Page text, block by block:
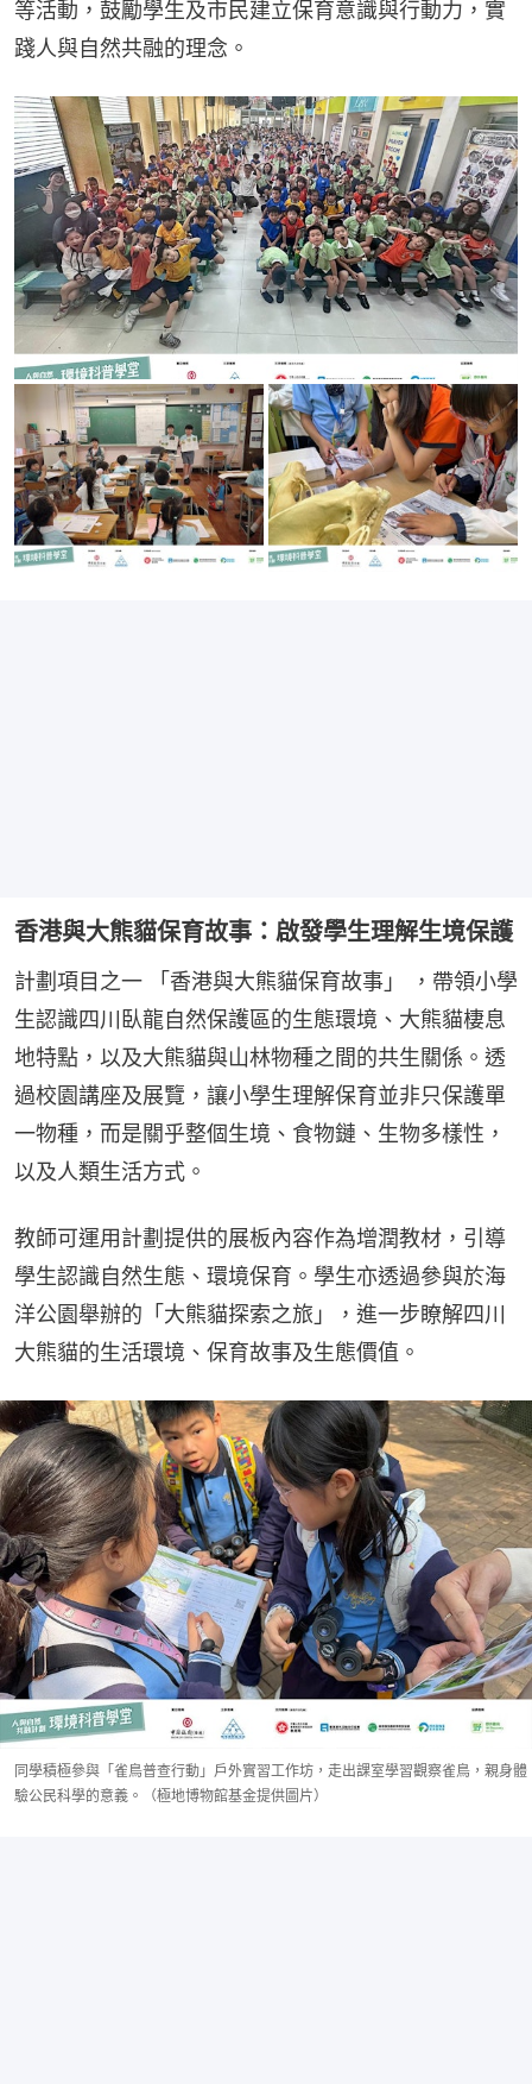
等活動，鼓勵學生及市民建立保育意識與行動力，實
踐人與自然共融的理念。
香港與大熊貓保育故事：啟發學生理解生境保護
計劃項目之一 「香港與大熊貓保育故事」 ，帶領小學
生認識四川臥龍自然保護區的生態環境、大熊貓棲息
地特點，以及大熊貓與山林物種之間的共生關係。透
過校園講座及展覽，讓小學生理解保育並非只保護單
一物種，而是關乎整個生境、食物鏈、生物多樣性，
以及人類生活方式。
教師可運用計劃提供的展板內容作為增潤教材，引導
學生認識自然生態、環境保育。學生亦透過參與於海
洋公園舉辦的「大熊貓探索之旅」，進一步瞭解四川
大熊貓的生活環境、保育故事及生態價值。
同學積極參與「雀鳥普查行動」戶外實習工作坊，走出課室學習觀察雀鳥，親身體
驗公民科學的意義。（極地博物館基金提供圖片）